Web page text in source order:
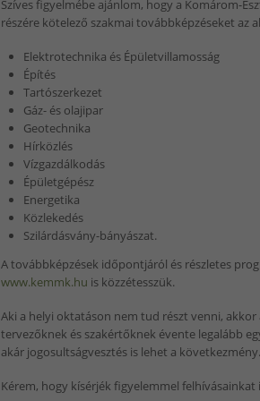
Szíves figyelmébe ajánlom, hogy a Komárom-
részére kötelező szakmai továbbképzéseket az
Elektrotechnika és Épületvillamosság
Építés
Tartószerkezet
Gáz- és olajipar
Geotechnika
Hírközlés
Vízgazdálkodás
Épületgépész
Energetika
Közlekedés
Szilárdásvány-bányászat.
A továbbképzések időpontjáról és részletes
www.kemmk.hu is közzétesszük.
Aki a helyi oktatáson nem tud részt venni,
tervezőknek és szakértőknek évente legalább
akár jogosultságvesztés is lehet a következmény.
Kérem, hogy kísérjék figyelemmel